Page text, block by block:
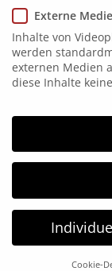
Externe
Inhalte von
werden
externen Medien
diese Inhalte
Cookie-